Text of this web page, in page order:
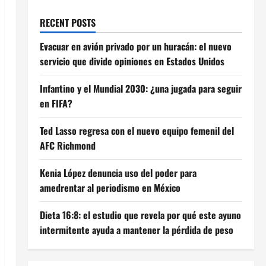
RECENT POSTS
Evacuar en avión privado por un huracán: el nuevo
servicio que divide opiniones en Estados Unidos
Infantino y el Mundial 2030: ¿una jugada para seguir
en FIFA?
Ted Lasso regresa con el nuevo equipo femenil del
AFC Richmond
Kenia López denuncia uso del poder para
amedrentar al periodismo en México
Dieta 16:8: el estudio que revela por qué este ayuno
intermitente ayuda a mantener la pérdida de peso